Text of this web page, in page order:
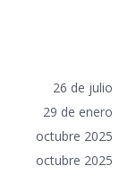
26 de julio
29 de enero
octubre 2025
octubre 2025